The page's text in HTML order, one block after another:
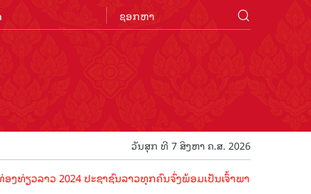
ວັນສຸກ ທີ 7 ສິງຫາ ຄ.ສ. 2026
າວ 2024 ປະຊາຊົນລາວທຸກຄົນຈົ່ງພ້ອມເປັນເຈົ້າພາບທີ່ດີ ຕ້ອນຮັບນັກທ່ອ